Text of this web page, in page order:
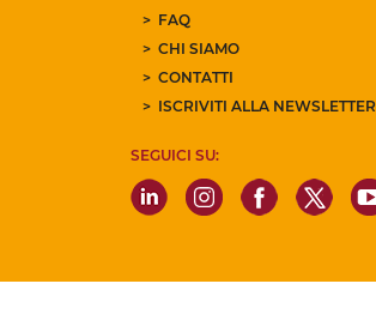
FAQ
CHI SIAMO
CONTATTI
ISCRIVITI ALLA NEWSLETTER
SEGUICI SU: